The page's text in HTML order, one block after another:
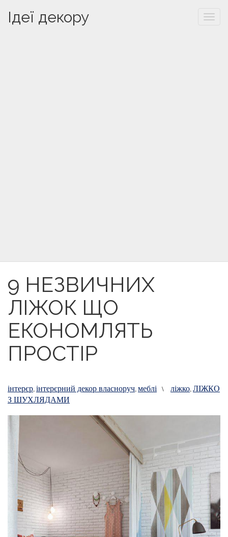
Ідеї декору
9 НЕЗВИЧНИХ
ЛІЖОК ЩО
ЕКОНОМЛЯТЬ
ПРОСТІР
інтерєр,інтерєрний декор власноруч,меблі \ ліжко,ЛІЖКО
З ШУХЛЯДАМИ